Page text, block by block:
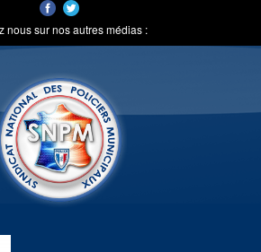
nous sur nos autres médias :